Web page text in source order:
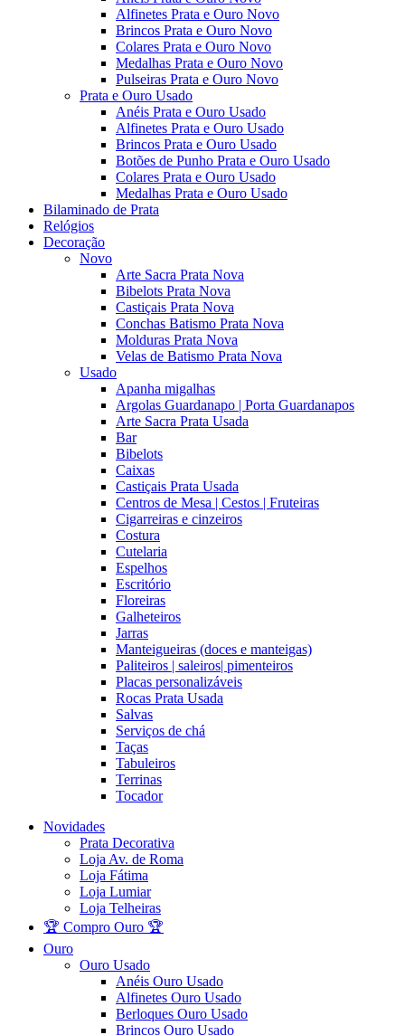
Alfinetes Prata e Ouro Novo
Brincos Prata e Ouro Novo
Colares Prata e Ouro Novo
Medalhas Prata e Ouro Novo
Pulseiras Prata e Ouro Novo
Prata e Ouro Usado
Anéis Prata e Ouro Usado
Alfinetes Prata e Ouro Usado
Brincos Prata e Ouro Usado
Botões de Punho Prata e Ouro Usado
Colares Prata e Ouro Usado
Medalhas Prata e Ouro Usado
Bilaminado de Prata
Relógios
Decoração
Novo
Arte Sacra Prata Nova
Bibelots Prata Nova
Castiçais Prata Nova
Conchas Batismo Prata Nova
Molduras Prata Nova
Velas de Batismo Prata Nova
Usado
Apanha migalhas
Argolas Guardanapo | Porta Guardanapos
Arte Sacra Prata Usada
Bar
Bibelots
Caixas
Castiçais Prata Usada
Centros de Mesa | Cestos | Fruteiras
Cigarreiras e cinzeiros
Costura
Cutelaria
Espelhos
Escritório
Floreiras
Galheteiros
Jarras
Manteigueiras (doces e manteigas)
Paliteiros | saleiros| pimenteiros
Placas personalizáveis
Rocas Prata Usada
Salvas
Serviços de chá
Taças
Tabuleiros
Terrinas
Tocador
Novidades
Prata Decorativa
Loja Av. de Roma
Loja Fátima
Loja Lumiar
Loja Telheiras
🏆 Compro Ouro 🏆
Ouro
Ouro Usado
Anéis Ouro Usado
Alfinetes Ouro Usado
Berloques Ouro Usado
Brincos Ouro Usado